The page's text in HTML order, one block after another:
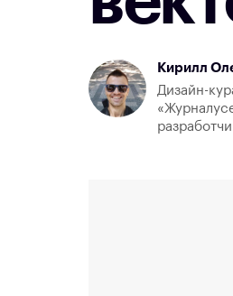
Кирилл
Дизайн-